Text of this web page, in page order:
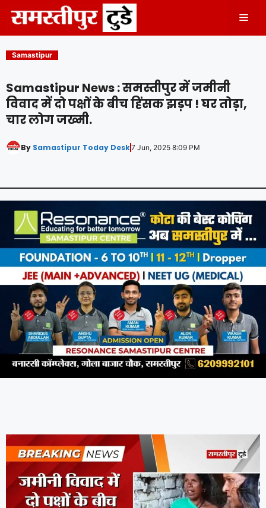
content
Samastipur
Samastipur News : समस्तीपुर में जमीनी
विवाद में दो पक्षों के बीच हिंसक झड़प ! घर तोड़ा,
चार लोग जख्मी.
By Samastipur Today Desk7 Jun, 2025 8:09 PM